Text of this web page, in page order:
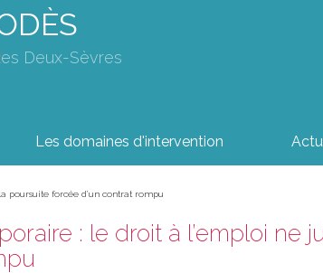
Deux-Sèvres
Les domaines d'intervention
poursuite forcée d’un contrat rompu
: le droit à l’emploi ne